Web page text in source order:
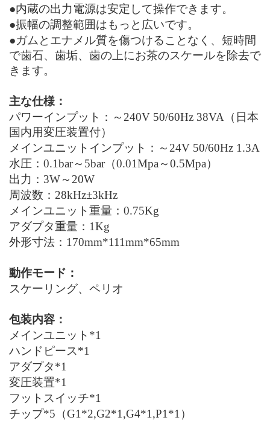
●内蔵の出力電源は安定して操作できます。
●振幅の調整範囲はもっと広いです。
●ガムとエナメル質を傷つけることなく、短時間
で歯石、歯垢、歯の上にお茶のスケールを除去で
きます。
主な仕様：
パワーインプット：～240V 50/60Hz 38VA（日本
国内用変圧装置付）
メインユニットインプット：～24V 50/60Hz 1.3A
水圧：0.1bar～5bar（0.01Mpa～0.5Mpa）
出力：3W～20W
周波数：28kHz±3kHz
メインユニット重量：0.75Kg
アダプタ重量：1Kg
外形寸法：170mm*111mm*65mm
動作モード：
スケーリング、ペリオ
包装内容：
メインユニット*1
ハンドピース*1
アダプタ*1
変圧装置*1
フットスイッチ*1
チップ*5（G1*2,G2*1,G4*1,P1*1）